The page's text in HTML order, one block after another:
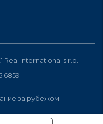
Real International s.r.o.
6859
за рубежом